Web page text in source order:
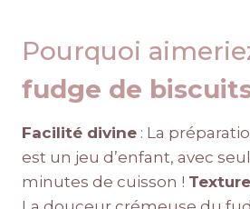
Pourquoi
fudge de
Facilité divine : La
est un jeu d’enfant, avec
minutes de cuisson !